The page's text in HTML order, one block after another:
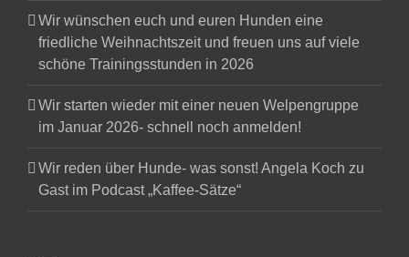
Wir wünschen euch und euren Hunden eine
friedliche Weihnachtszeit und freuen uns auf viele
schöne Trainingsstunden in 2026
Wir starten wieder mit einer neuen Welpengruppe
im Januar 2026- schnell noch anmelden!
Wir reden über Hunde- was sonst! Angela Koch zu
Gast im Podcast „Kaffee-Sätze“